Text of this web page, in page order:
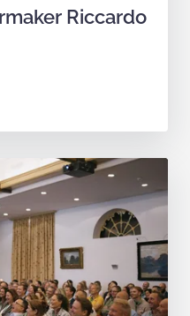
Riccardo